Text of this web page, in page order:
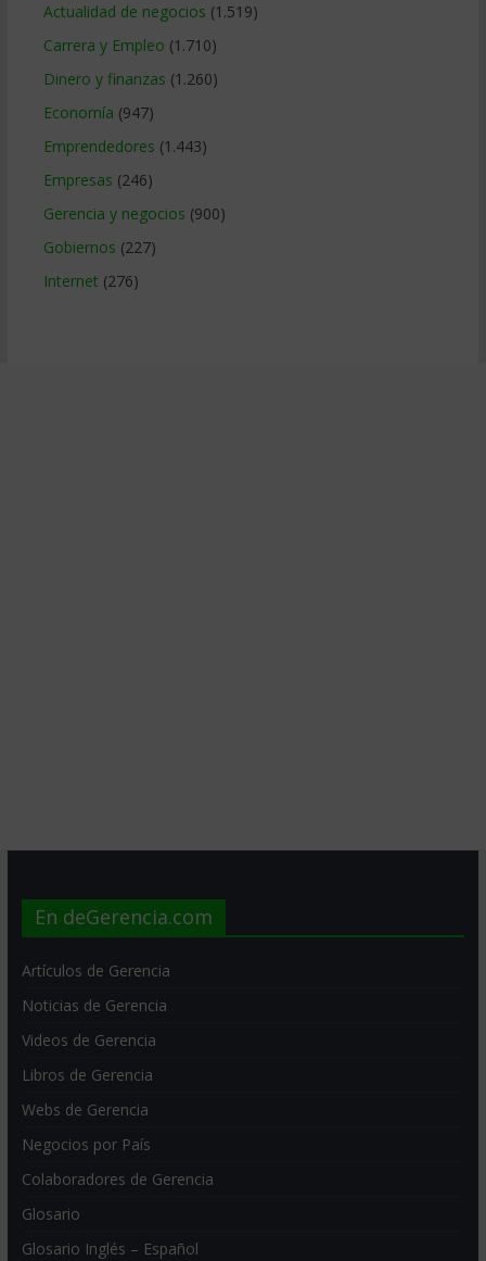
Actualidad de negocios (1.519)
Carrera y Empleo (1.710)
Dinero y finanzas (1.260)
Economía (947)
Emprendedores (1.443)
Empresas (246)
Gerencia y negocios (900)
Gobiernos (227)
Internet (276)
En deGerencia.com
Artículos de Gerencia
Noticias de Gerencia
Videos de Gerencia
Libros de Gerencia
Webs de Gerencia
Negocios por País
Colaboradores de Gerencia
Glosario
Glosario Inglés – Español